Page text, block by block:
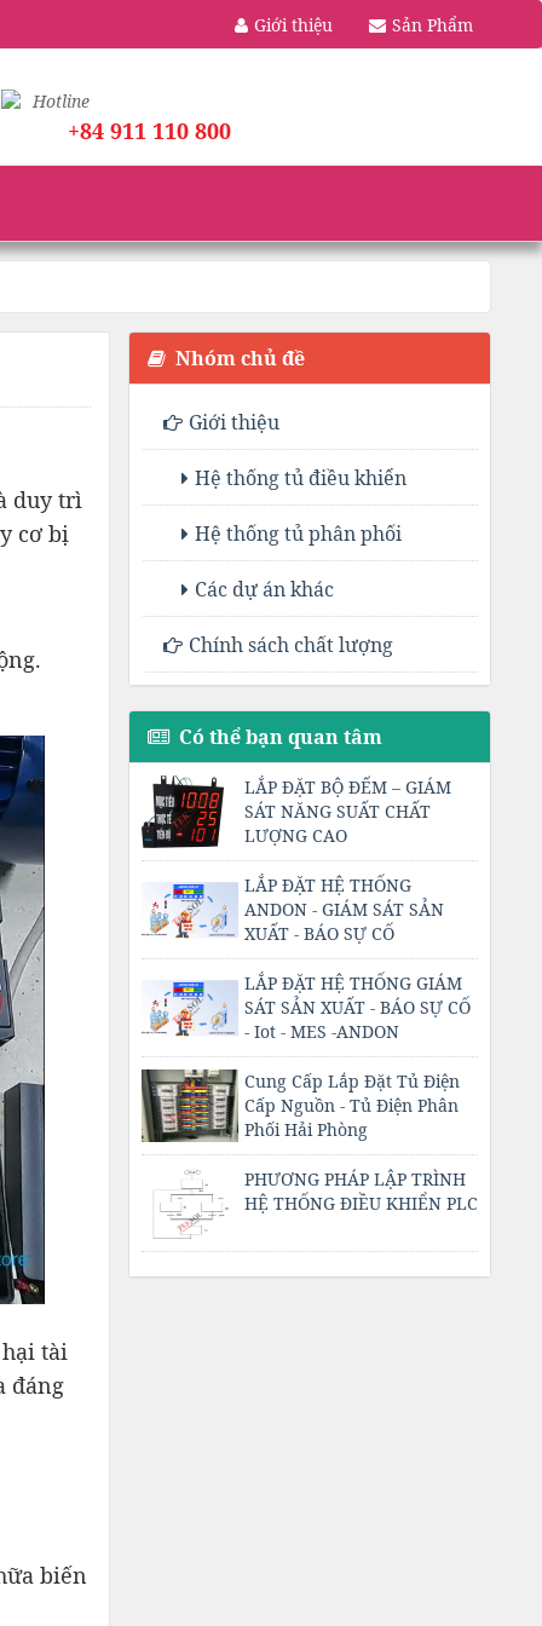
Giới thiệu Sản Phẩm
Hotline
+84 911 110 800
duy trì
cơ bị
tài
đáng
biến
Nhóm chủ đề
Giới thiệu
Hệ thống tủ điều khiển
Hệ thống tủ phân phối
Các dự án khác
Chính sách chất lượng
Có thể bạn quan tâm
LẮP ĐẶT BỘ ĐẾM – GIÁM
SÁT NĂNG SUẤT CHẤT
LƯỢNG CAO
LẮP ĐẶT HỆ THỐNG
ANDON - GIÁM SÁT SẢN
XUẤT - BÁO SỰ CỐ
LẮP ĐẶT HỆ THỐNG GIÁM
SÁT SẢN XUẤT - BÁO SỰ CỐ
- Iot - MES -ANDON
Cung Cấp Lắp Đặt Tủ Điện
Cấp Nguồn - Tủ Điện Phân
Phối Hải Phòng
PHƯƠNG PHÁP LẬP TRÌNH
HỆ THỐNG ĐIỀU KHIỂN PLC